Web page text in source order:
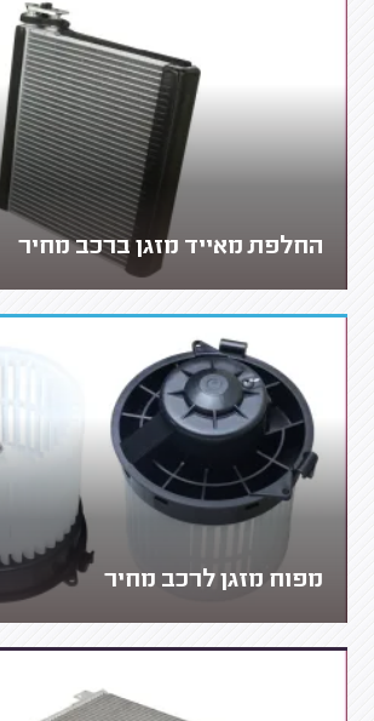
החלפת מאייד מזגן ברכב מחיר
מפוח מזגן לרכב מחיר